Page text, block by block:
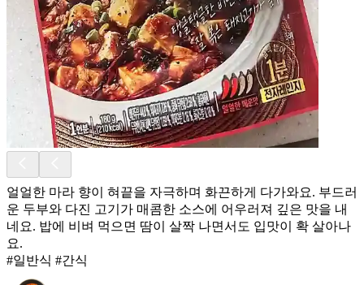
얼얼한 마라 향이 혀끝을 자극하며 화끈하게 다가와요. 부드러
운 두부와 다진 고기가 매콤한 소스에 어우러져 깊은 맛을 내
네요. 밥에 비벼 먹으면 땀이 살짝 나면서도 입맛이 확 살아나
요.
#일반식 #간식